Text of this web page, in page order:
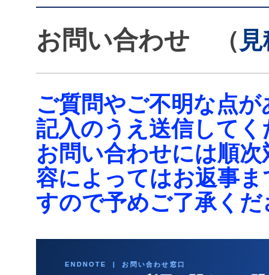
お問い合わせ （
ご質問やご不明な点
記入のうえ送信してく
お問い合わせには順
容によってはお返事
すので予めご了承くだ